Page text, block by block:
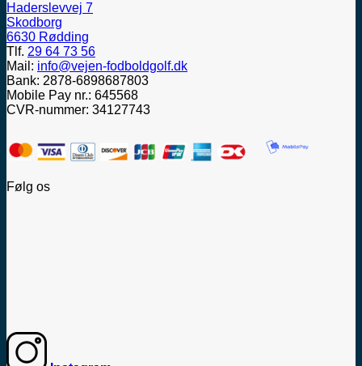
Haderslevvej 7
Skodborg
6630 Rødding
Tlf. 29 64 73 56
Mail: info@vejen-fodboldgolf.dk
Bank: 2878-6898687803
Mobile Pay nr.: 645568
CVR-nummer: 34127743
Følg os